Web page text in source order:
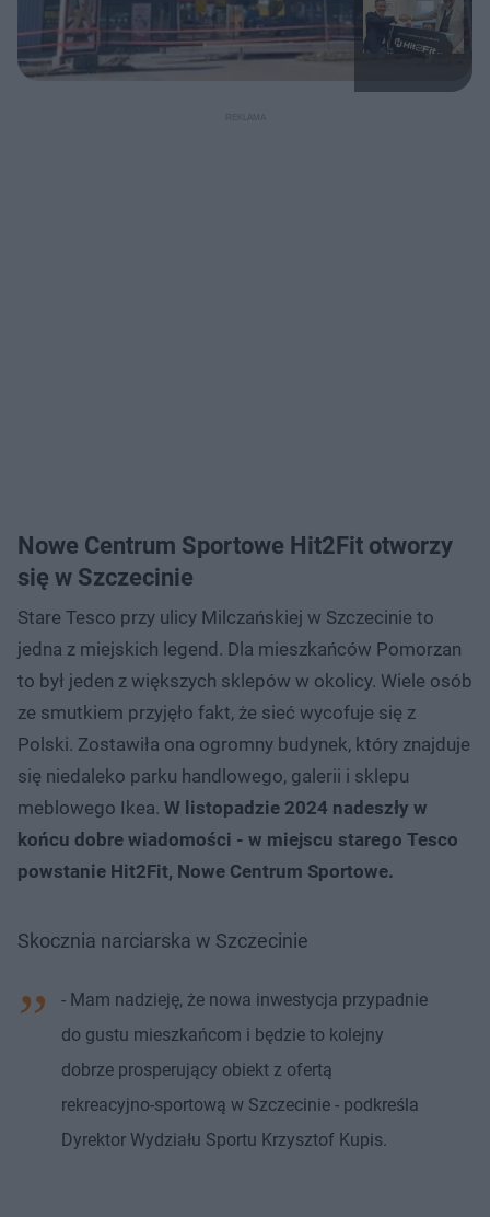
Nowe Centrum Sportowe Hit2Fit otworzy
się w Szczecinie
Stare Tesco przy ulicy Milczańskiej w Szczecinie to
jedna z miejskich legend. Dla mieszkańców Pomorzan
to był jeden z większych sklepów w okolicy. Wiele osób
ze smutkiem przyjęło fakt, że sieć wycofuje się z
Polski. Zostawiła ona ogromny budynek, który znajduje
się niedaleko parku handlowego, galerii i sklepu
meblowego Ikea. W listopadzie 2024 nadeszły w
końcu dobre wiadomości - w miejscu starego Tesco
powstanie Hit2Fit, Nowe Centrum Sportowe.
Skocznia narciarska w Szczecinie
- Mam nadzieję, że nowa inwestycja przypadnie
do gustu mieszkańcom i będzie to kolejny
dobrze prosperujący obiekt z ofertą
rekreacyjno-sportową w Szczecinie - podkreśla
Dyrektor Wydziału Sportu Krzysztof Kupis.